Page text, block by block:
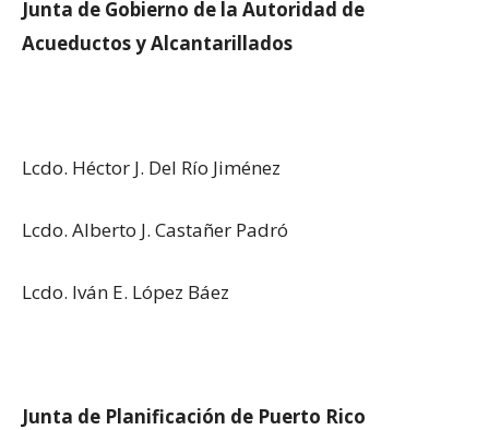
Junta de Gobierno de la Autoridad de
Acueductos y Alcantarillados
Lcdo. Héctor J. Del Río Jiménez
Lcdo. Alberto J. Castañer Padró
Lcdo. Iván E. López Báez
Junta de Planificación de Puerto Rico